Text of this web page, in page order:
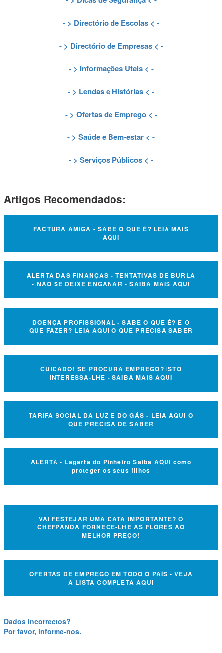
- > Directório de Escolas < -
- > Directório de Empresas< -
- > Informações Úteis< -
- > Lendas e Histórias < -
- > Ofertas de Emprego< -
- > Saúde e Bem-estar < -
- > Serviços Públicos < -
Artigos Recomendados:
FACTURA AMIGA - SABE O QUE É? LEIA MAIS
AQUI
ALERTA DAS FINANÇAS - TENTATIVAS DE BURLA
- NÃO SE DEIXE ENGANAR - SAIBA MAIS AQUI
DOENÇA PROFISSIONAL - SABE O QUE É? E O
QUE FAZER? LEIA AQUI O QUE PRECISA SABER
CUIDADO! SE PROCURA EMPREGO? ISTO
INTERESSA-LHE - SAIBA MAIS AQUI
TARIFA SOCIAL DA LUZ E DO GÁS - LEIA AQUI O
QUE PRECISA DE SABER
ALERTA - Lagarta do Pinheiro Saiba AQUI como
proteger os seus filhos
VAI FESTEJAR UMA DATA IMPORTANTE? O
CHEFPANDA FORNECE-LHE AS FLORES AO
MELHOR PREÇO!
OFERTAS DE EMPREGO EM TODO O PAÍS - VEJA
A LISTA COMPLETA AQUI
Dados incorrectos?
Por favor, informe-nos.